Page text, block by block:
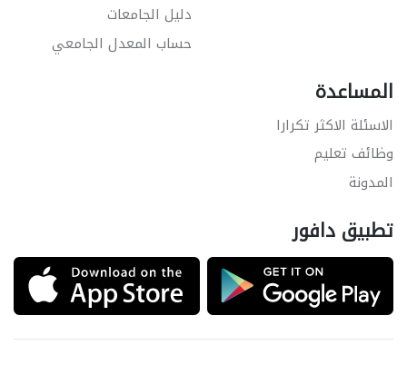
دليل الجامعات
حساب المعدل الجامعي
المساعدة
الاسئلة الاكثر تكرارا
وظائف تعليم
المدونة
تطبيق دافور